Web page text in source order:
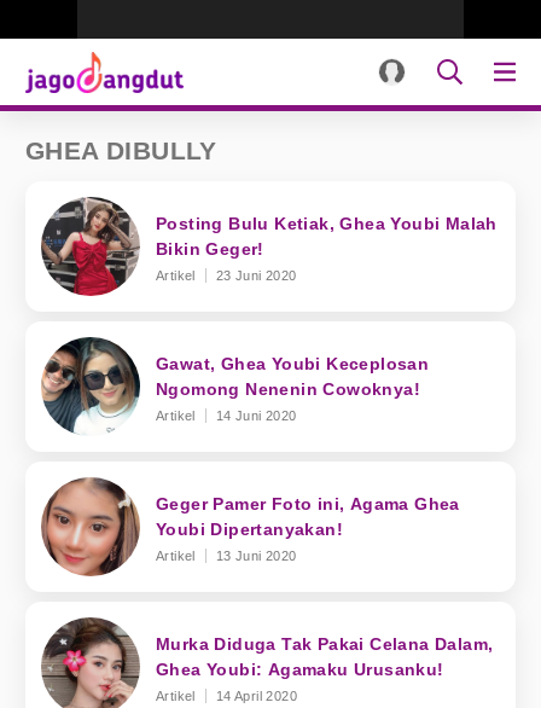
GHEA DIBULLY
Posting Bulu Ketiak, Ghea Youbi Malah
Bikin Geger!
Artikel 23 Juni 2020
Gawat, Ghea Youbi Keceplosan
Ngomong Nenenin Cowoknya!
Artikel 14 Juni 2020
Geger Pamer Foto ini, Agama Ghea
Youbi Dipertanyakan!
Artikel 13 Juni 2020
Murka Diduga Tak Pakai Celana Dalam,
Ghea Youbi: Agamaku Urusanku!
Artikel 14 April 2020